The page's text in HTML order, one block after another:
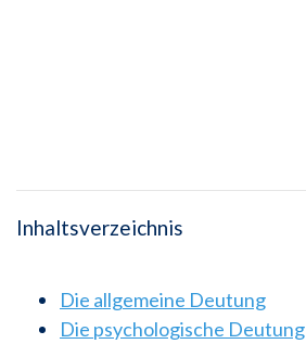
Inhaltsverzeichnis
Die allgemeine Deutung
Die psychologische Deutung